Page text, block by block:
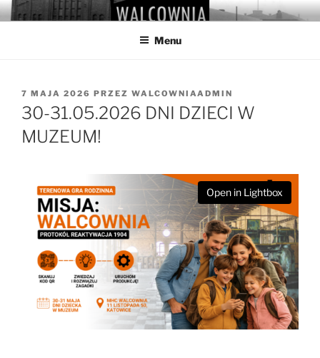
Przejdź
do
WALCOWNIA
Muzeum Hutnictwa Cynku
Menu
OPUBLIKOWANE
W
7 MAJA 2026 PRZEZ WALCOWNIAADMIN
30-31.05.2026 DNI DZIECI W
MUZEUM!
Open in Lightbox